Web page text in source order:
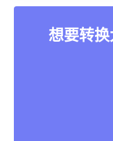
想要转